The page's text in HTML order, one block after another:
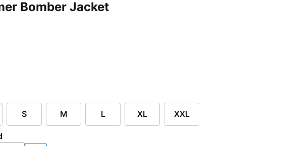
Bomber Jacket
S M L XL XXL